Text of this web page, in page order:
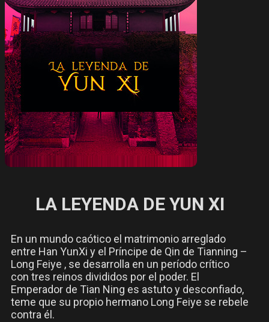
LA LEYENDA DE YUN XI
En un mundo caótico el matrimonio arreglado
entre Han YunXi y el Príncipe de Qin de Tianning –
Long Feiye , se desarrolla en un período crítico
con tres reinos divididos por el poder. El
Emperador de Tian Ning es astuto y desconfiado,
teme que su propio hermano Long Feiye se rebele
contra él.